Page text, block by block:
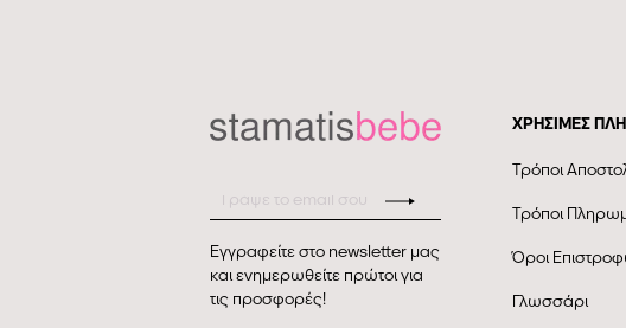
Εγγραφείτε στο newsletter μας
και ενημερωθείτε πρώτοι για
τις προσφορές!
ΧΡΗΣΙΜΕΣ
Τρόποι
Τρόποι
Όροι
Γλωσσάρι